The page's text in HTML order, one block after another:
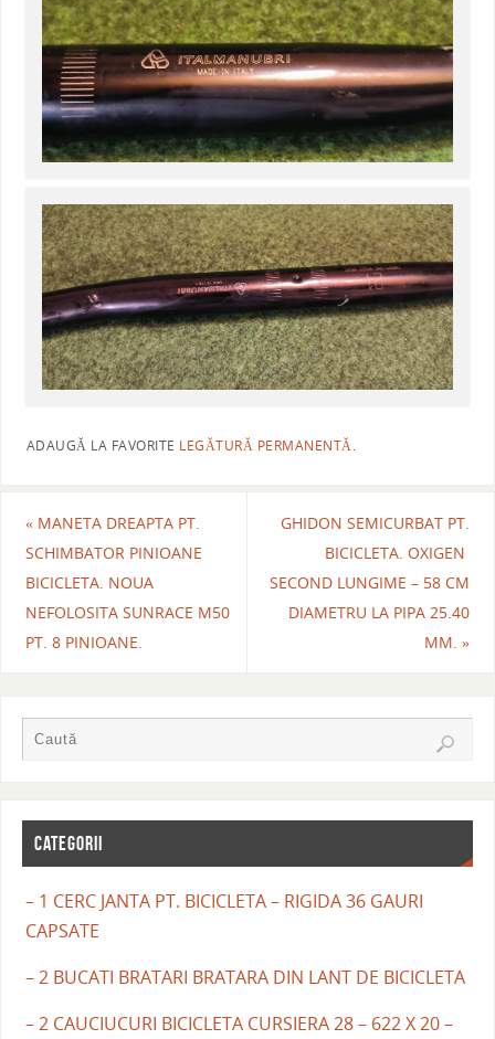
ADAUGĂ LA FAVORITE LEGĂTURĂ PERMANENTĂ.
«MANETA DREAPTA PT.
SCHIMBATOR PINIOANE
BICICLETA. NOUA
NEFOLOSITA SUNRACE M50
PT. 8 PINIOANE.
GHIDON SEMICURBAT PT.
BICICLETA. OXIGEN
SECOND LUNGIME – 58 CM
DIAMETRU LA PIPA 25.40
MM.»
CATEGORII
– 1 CERC JANTA PT. BICICLETA – RIGIDA 36 GAURI
CAPSATE
– 2 BUCATI BRATARI BRATARA DIN LANT DE BICICLETA
– 2 CAUCIUCURI BICICLETA CURSIERA 28 – 622 X 20 –